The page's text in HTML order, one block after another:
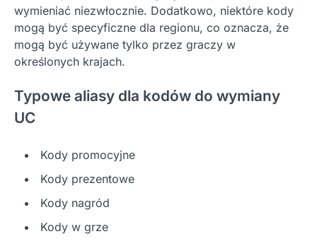
wymieniać niezwłocznie. Dodatkowo, niektóre kody
mogą być specyficzne dla regionu, co oznacza, że
mogą być używane tylko przez graczy w
określonych krajach.
Typowe aliasy dla kodów do wymiany
UC
Kody promocyjne
Kody prezentowe
Kody nagród
Kody w grze